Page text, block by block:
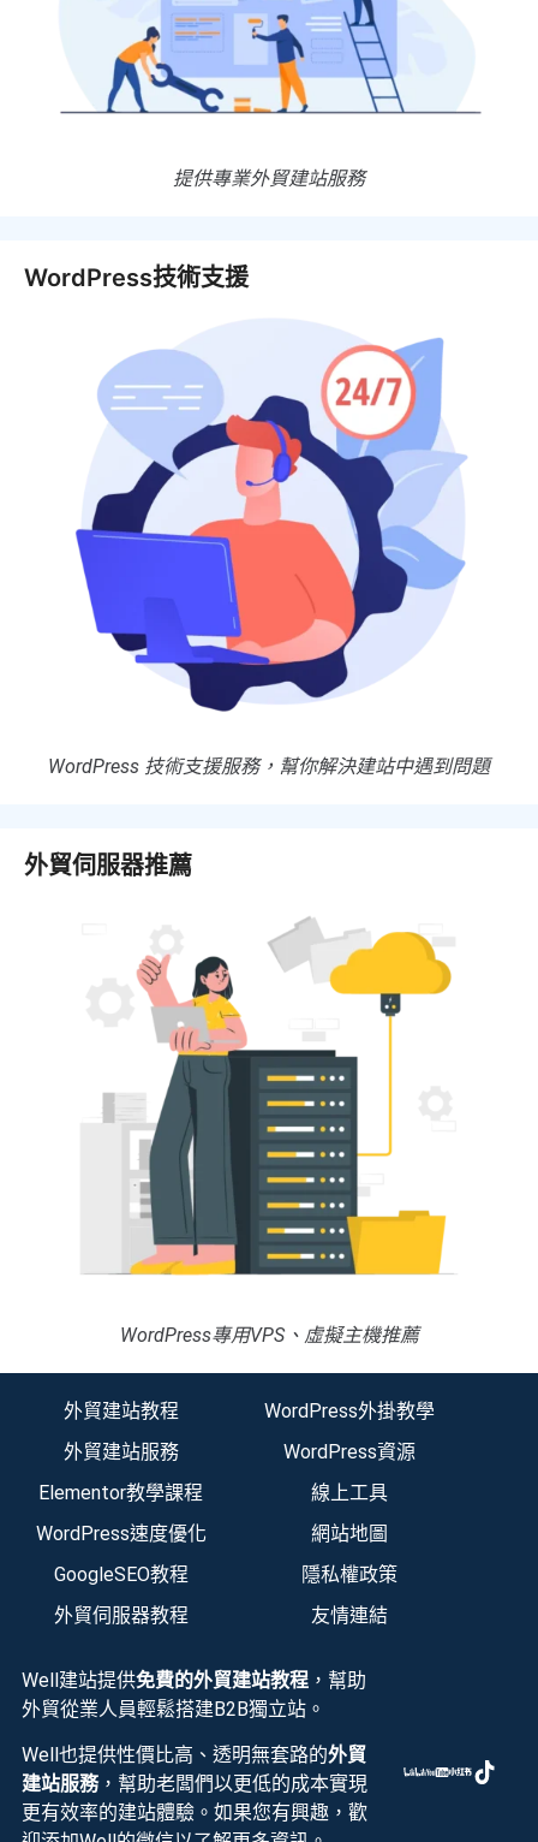
提供專業外貿建站服務
WordPress技術支援
WordPress 技術支援服務，幫你解決建站中遇到問題
外貿伺服器推薦
WordPress專用VPS、虛擬主機推薦
外貿建站教程
外貿建站服務
Elementor教學課程
WordPress速度優化
GoogleSEO教程
外貿伺服器教程
WordPress外掛教學
WordPress資源
線上工具
網站地圖
隱私權政策
友情連結
Well建站提供免費的外貿建站教程，幫助
外貿從業人員輕鬆搭建B2B獨立站。
Well也提供性價比高、透明無套路的外貿
建站服務，幫助老闆們以更低的成本實現
更有效率的建站體驗。如果您有興趣，歡